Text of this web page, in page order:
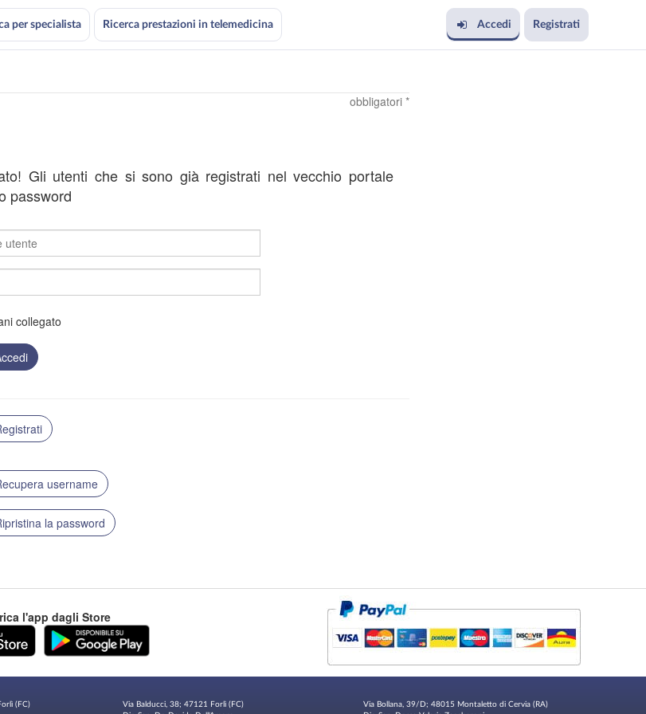
per specialista Ricerca prestazioni in telemedicina Accedi Registrati
obbligatori *
Gli utenti che si sono già registrati nel vecchio portale
password
collegato
username
la password
l'app dagli Store
(FC)
Via Balducci, 38; 47121 Forlì (FC)
Via Bollana, 39/D; 48015 Montaletto di Cervia (RA)